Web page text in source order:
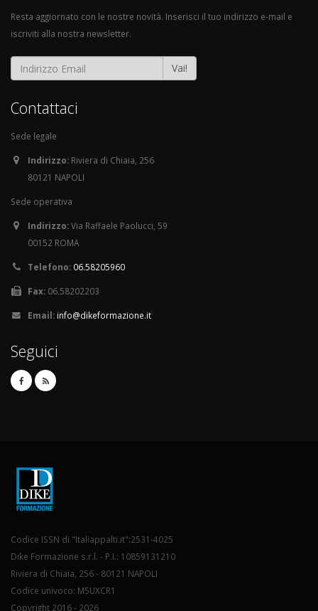
Resta aggiornato con le nostre novità. Inserisci il tuo indirizzo e-mail e
iscriviti alla nostra newsletter.
Vai!
Contattaci
Sede legale
Indirizzo: Riviera di Chiaia, 256
80121 NAPOLI
Sede operativa
Indirizzo:Via Raffaele Paolucci, 59
00152 ROMA
Telefono: 06.58205960
Fax: 06.58202203
Email: info@dikeformazione.it
Seguici
Codice ISSN di "Italiappalti.it":2531-4025
Dike Formazione s.r.l. - P.I.: 10859131210
Riviera di Chiaia, 256 - 80121 NAPOLI
Codice univoco: M5UXCR1
Copyright 2016 - 2026